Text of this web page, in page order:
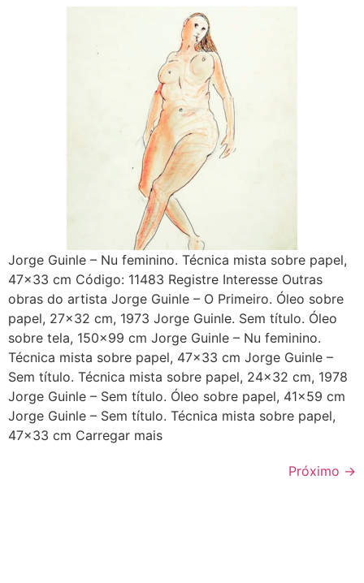
Jorge Guinle – Nu feminino. Técnica mista sobre papel,
47×33 cm Código: 11483 Registre Interesse Outras
obras do artista Jorge Guinle – O Primeiro. Óleo sobre
papel, 27×32 cm, 1973 Jorge Guinle. Sem título. Óleo
sobre tela, 150×99 cm Jorge Guinle – Nu feminino.
Técnica mista sobre papel, 47×33 cm Jorge Guinle –
Sem título. Técnica mista sobre papel, 24×32 cm, 1978
Jorge Guinle – Sem título. Óleo sobre papel, 41×59 cm
Jorge Guinle – Sem título. Técnica mista sobre papel,
47×33 cm Carregar mais
Próximo →